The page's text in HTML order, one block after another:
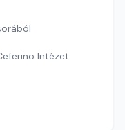
Intézet